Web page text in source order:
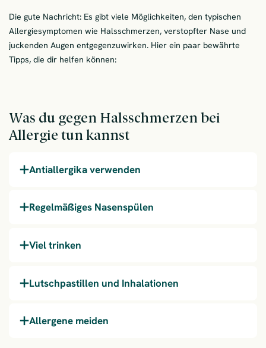
Die gute Nachricht: Es gibt viele Möglichkeiten, den typischen
Allergiesymptomen wie Halsschmerzen, verstopfter Nase und
juckenden Augen entgegenzuwirken. Hier ein paar bewährte
Tipps, die dir helfen können:
Was du gegen Halsschmerzen bei
Allergie tun kannst
Antiallergika verwenden
Regelmäßiges Nasenspülen
Viel trinken
Lutschpastillen und Inhalationen
Allergene meiden